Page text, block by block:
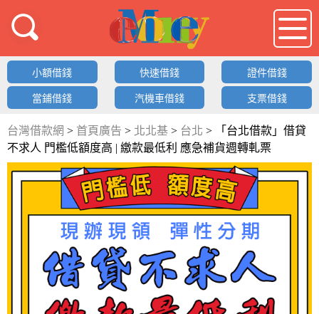
借錢LOGO
小額借錢 快速借錢 證件借錢
當鋪借錢 汽機車借錢 支票借錢
台灣借款網 > 首頁廣告 > 北北基 > 台北 >
「台北借款」借貸
不求人 門檻低額度高 | 繳款最低利 應急補貨週轉軋票